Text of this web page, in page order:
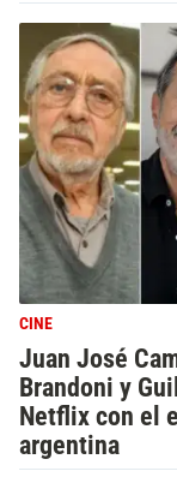
CINE
Juan José
Brandoni y
Netflix con el
argentina